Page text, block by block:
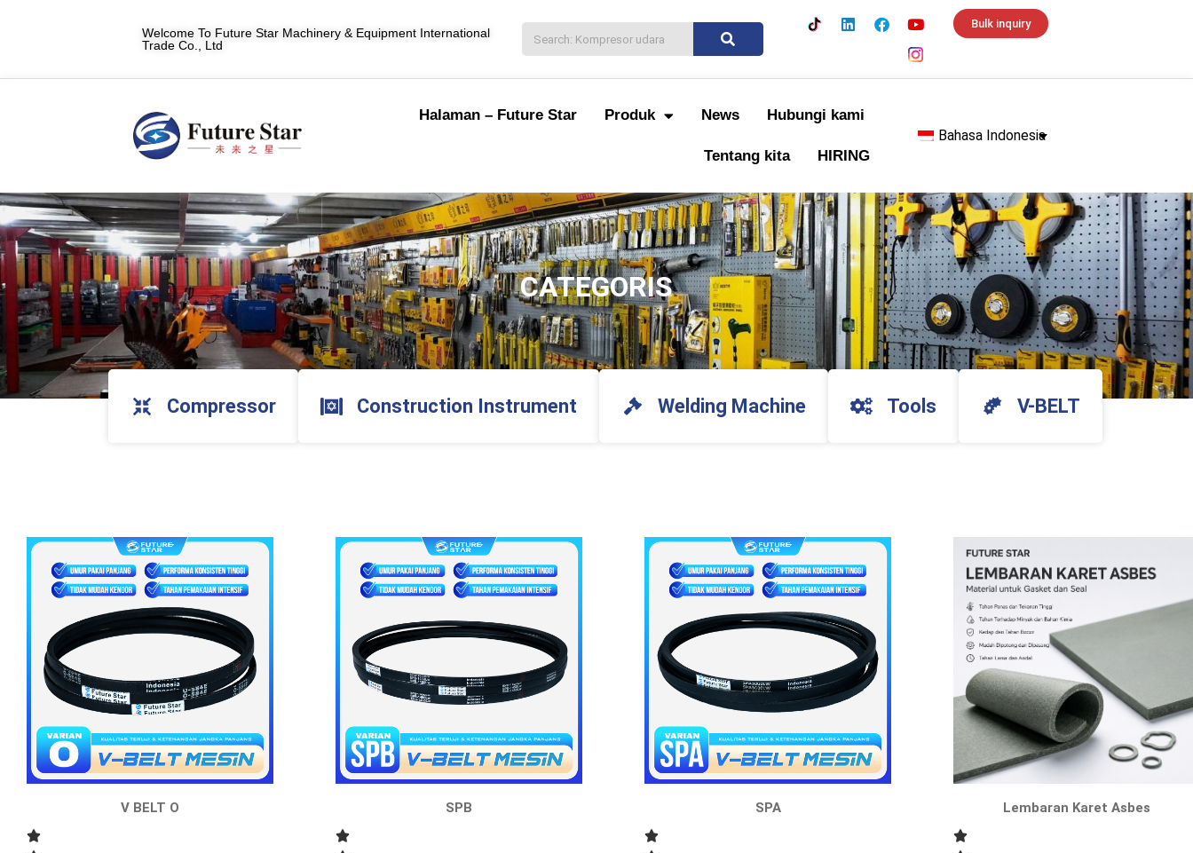
Welcome To Future Star Machinery & Equipment International
Trade Co., Ltd
Bulk inquiry
Halaman – Future Star Produk News Hubungi kami
Tentang kita HIRING
Bahasa Indonesia
CATEGORIS
Compressor Construction Instrument Welding Machine Tools V-BELT
V BELT O SPB SPA Lembaran Karet Asbes